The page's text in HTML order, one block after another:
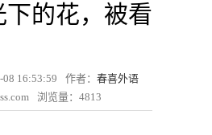
下的花，被看
16:53:59 作者： 春喜外语
浏览量： 4813